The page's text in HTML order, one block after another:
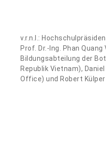
v.r.n.l.:
Prof. Dr.-Ing. Phan
Bildungsabteilung der
Republik Vietnam),
Office) und Robert